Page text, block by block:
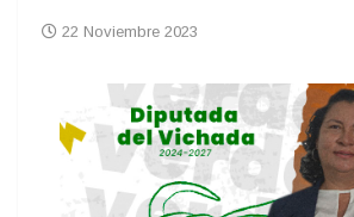
22 Noviembre 2023